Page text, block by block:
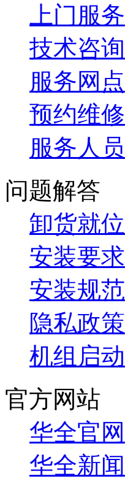
上门服务
技术咨询
服务网点
预约维修
服务人员
问题解答
卸货就位
安装要求
安装规范
隐私政策
机组启动
官方网站
华全官网
华全新闻